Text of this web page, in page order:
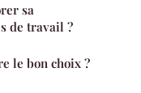
sa
de travail ?
le bon choix ?